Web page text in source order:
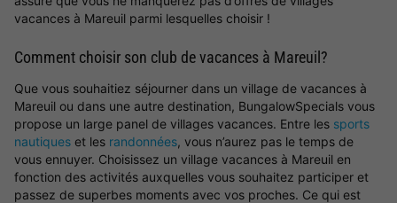
vacances à Mareuil parmi lesquelles choisir !
Comment choisir son club de vacances à Mareuil?
Que vous souhaitiez séjourner dans un village de vacances à
Mareuil ou dans une autre destination, BungalowSpecials vous
propose un large panel de villages vacances. Entre les sports
nautiques et les randonnées, vous n’aurez pas le temps de
vous ennuyer. Choisissez un village vacances à Mareuil en
fonction des activités auxquelles vous souhaitez participer et
passez de superbes moments avec vos proches. Ce qui est